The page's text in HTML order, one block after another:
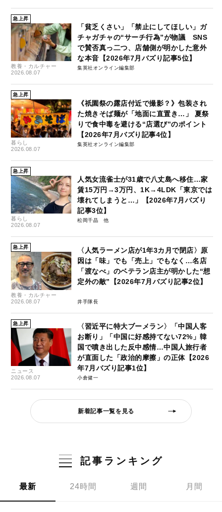
急上昇
教養・カルチャー
2026.08.07
「貧乏くさい」「禁止にしてほしい」ガ
チャガチャの“サーチ行為”が物議 SNS
で賛否真っ二つ、店舗側が明かした意外
な本音【2026年7月バズり記事5位】
集英社オンライン編集部
急上昇
暮らし
2026.08.07
《祇園祭の露店付近で撮影？》包装され
た焼きそば麺が「地面に直置き…」 夏祭
りで食中毒を避ける“店選び”のポイント
【2026年7月バズり記事4位】
集英社オンライン編集部
急上昇
暮らし
2026.08.07
人気女流雀士が31歳で八丈島へ移住…家
賃15万円→3万円、1K→4LDK「東京では
壊れてしまうと…」【2026年7月バズり
記事3位】
松岡千晶
急上昇
教養・カルチャー
2026.08.07
〈人気ラーメン店が1年3カ月で閉店〉原
因は「味」でも「売上」でもなく…名店
「渡なべ」のベテラン店主が明かした“想
定外の敵”【2026年7月バズり記事2位】
井手隊長
急上昇
ニュース
2026.08.07
〈習近平に特大ブーメラン〉「中国人客
お断り」「中国に好感持てない72%」韓
国で噴き出した反中感情…中国人旅行者
が直面した「政治的摩擦」の正体【2026
年7月バズり記事1位】
小倉健一
新着記事一覧を見る
記事ランキング
最新 24時間 週間 月間